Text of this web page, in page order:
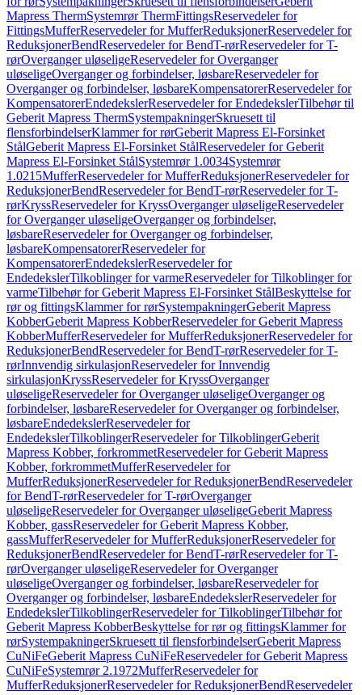
Mapress ThermSystemrør ThermFittingsReservedeler for
FittingsMufferReservedeler for MufferReduksjonerReservedeler for
ReduksjonerBendReservedeler for BendT-rørReservedeler for T-
rørOverganger uløseligeReservedeler for Overganger
uløseligeOverganger og forbindelser, løsbareReservedeler for
Overganger og forbindelser, løsbareKompensatorerReservedeler for
KompensatorerEndedekslerReservedeler for EndedekslerTilbehør til
Geberit Mapress ThermSystempakningerSkruesett til
flensforbindelserKlammer for rørGeberit Mapress El-Forsinket
StålGeberit Mapress El-Forsinket StålReservedeler for Geberit
Mapress El-Forsinket StålSystemrør 1.0034Systemrør
1.0215MufferReservedeler for MufferReduksjonerReservedeler for
ReduksjonerBendReservedeler for BendT-rørReservedeler for T-
rørKryssReservedeler for KryssOverganger uløseligeReservedeler
for Overganger uløseligeOverganger og forbindelser,
løsbareReservedeler for Overganger og forbindelser,
løsbareKompensatorerReservedeler for
KompensatorerEndedekslerReservedeler for
EndedekslerTilkoblinger for varmeReservedeler for Tilkoblinger for
varmeTilbehør for Geberit Mapress El-Forsinket StålBeskyttelse for
rør og fittingsKlammer for rørSystempakningerGeberit Mapress
KobberGeberit Mapress KobberReservedeler for Geberit Mapress
KobberMufferReservedeler for MufferReduksjonerReservedeler for
ReduksjonerBendReservedeler for BendT-rørReservedeler for T-
rørInnvendig sirkulasjonReservedeler for Innvendig
sirkulasjonKryssReservedeler for KryssOverganger
uløseligeReservedeler for Overganger uløseligeOverganger og
forbindelser, løsbareReservedeler for Overganger og forbindelser,
løsbareEndedekslerReservedeler for
EndedekslerTilkoblingerReservedeler for TilkoblingerGeberit
Mapress Kobber, forkrommetReservedeler for Geberit Mapress
Kobber, forkrommetMufferReservedeler for
MufferReduksjonerReservedeler for ReduksjonerBendReservedeler
for BendT-rørReservedeler for T-rørOverganger
uløseligeReservedeler for Overganger uløseligeGeberit Mapress
Kobber, gassReservedeler for Geberit Mapress Kobber,
gassMufferReservedeler for MufferReduksjonerReservedeler for
ReduksjonerBendReservedeler for BendT-rørReservedeler for T-
rørOverganger uløseligeReservedeler for Overganger
uløseligeOverganger og forbindelser, løsbareReservedeler for
Overganger og forbindelser, løsbareEndedekslerReservedeler for
EndedekslerTilkoblingerReservedeler for TilkoblingerTilbehør for
Geberit Mapress KobberBeskyttelse for rør og fittingsKlammer for
rørSystempakningerSkruesett til flensforbindelserGeberit Mapress
CuNiFeGeberit Mapress CuNiFeReservedeler for Geberit Mapress
CuNiFeSystemrør 2.1972MufferReservedeler for
MufferReduksjonerReservedeler for ReduksjonerBendReservedeler